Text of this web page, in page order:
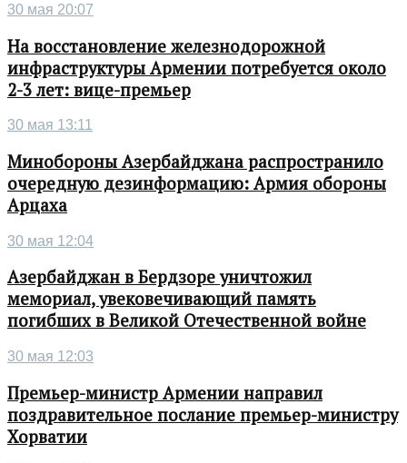
30 мая 20:07
На восстановление железнодорожной
инфраструктуры Армении потребуется около
2-3 лет: вице-премьер
30 мая 13:11
Минобороны Азербайджана распространило
очередную дезинформацию: Армия обороны
Арцаха
30 мая 12:04
Азербайджан в Бердзоре уничтожил
мемориал, увековечивающий память
погибших в Великой Отечественной войне
30 мая 12:03
Премьер-министр Армении направил
поздравительное послание премьер-министру
Хорватии